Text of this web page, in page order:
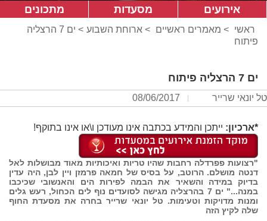
אירועים מסעדות מתכונים
ראשי > מאמרים ראשיים > ארוחת השבוע
> ים 7 הרצליה
פיתוח
ים 7 הרצליה פיתוח
טל יונאי שרייר 08/06/2017
*ארכיון: ייתכן והמידע בכתבה אינו מעודכן ו\או אינו בתוקף!
"רצועות פפרדלה רחבות שהיו טריות ואיכותיות מאוד מבושלות לאל
דנטה מושלם. הרוטב, על בסיס של חמאה פרמזן ויין לבן, היה עדין
בדיוק במידה והשאיר את הבמה לפירות הים והאנשובי שכיכבו
במנה..." ים 7 בהרצליה מגישה לסועדים נוף לים הכחול, רעש גלים
ומנות מדויקות וטעימות. טל יונאי שרייר בחרה את מסעדת החוף
שלה לקיץ הזה